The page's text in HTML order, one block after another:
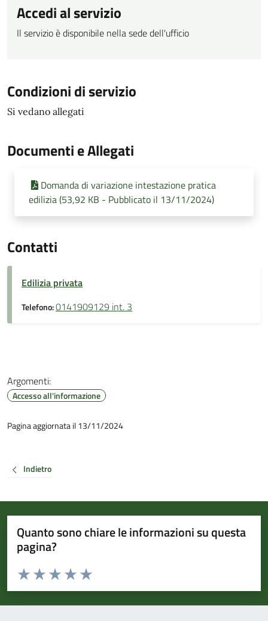
Accedi al servizio
Il servizio è disponibile nella sede dell'ufficio
Condizioni di servizio
Si vedano allegati
Documenti e Allegati
Domanda di variazione intestazione pratica
edilizia (53,92 KB - Pubblicato il 13/11/2024)
Contatti
Edilizia privata
Telefono:0141909129 int. 3
Argomenti:
Accesso all'informazione
Pagina aggiornata il 13/11/2024
Indietro
Quanto sono chiare le informazioni su questa
pagina?
Valuta da 1 a 5 stelle la pagina
Valuta 5 stelle su 5
Valuta 4 stelle su 5
Valuta 3 stelle su 5
Valuta 2 stelle su 5
Valuta 1 stelle su 5